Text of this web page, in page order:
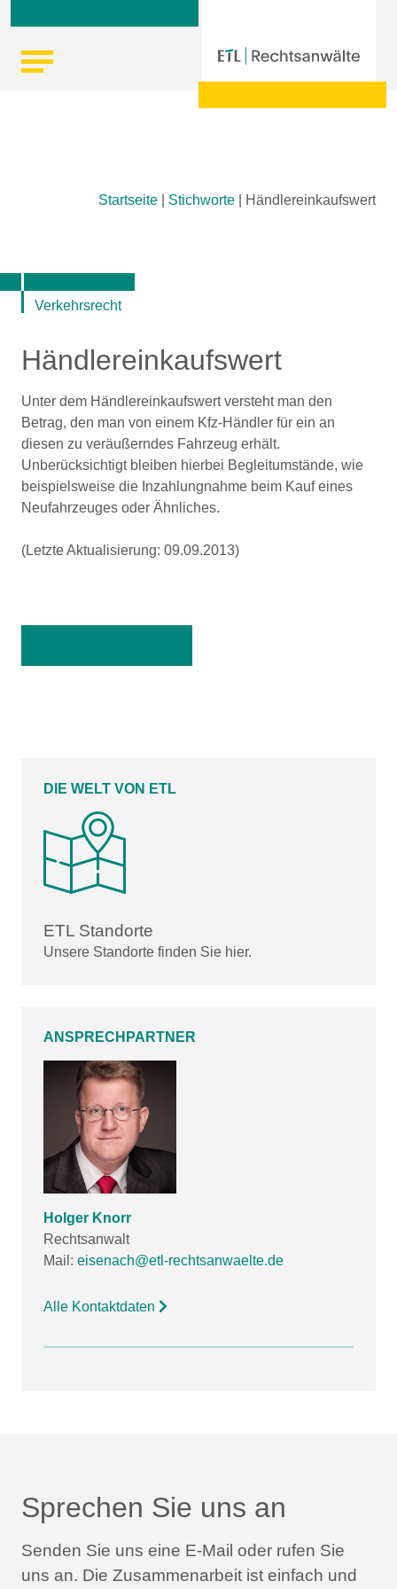
Startseite Stichworte Händlereinkaufswert
Verkehrsrecht
Händlereinkaufswert
Unter dem Händlereinkaufswert versteht man den
Betrag, den man von einem Kfz-Händler für ein an
diesen zu veräußerndes Fahrzeug erhält.
Unberücksichtigt bleiben hierbei Begleitumstände, wie
beispielsweise die Inzahlungnahme beim Kauf eines
Neufahrzeuges oder Ähnliches.
(Letzte Aktualisierung: 09.09.2013)
DIE WELT VON ETL
ETL Standorte
Unsere Standorte finden Sie hier.
ANSPRECHPARTNER
Holger Knorr
Rechtsanwalt
Mail: eisenach@etl-rechtsanwaelte.de
Alle Kontaktdaten
Sprechen Sie uns an
Senden Sie uns eine E-Mail oder rufen Sie
uns an. Die Zusammenarbeit ist einfach und